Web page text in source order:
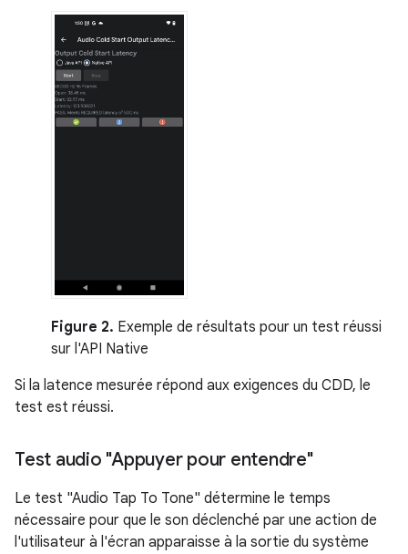
Figure 2. Exemple de résultats pour un test réussi
sur l'API Native
Si la latence mesurée répond aux exigences du CDD, le
test est réussi.
Test audio "Appuyer pour entendre"
Le test "Audio Tap To Tone" détermine le temps
nécessaire pour que le son déclenché par une action de
l'utilisateur à l'écran apparaisse à la sortie du système